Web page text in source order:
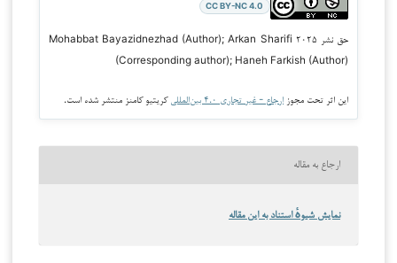
CC BY-NC 4.0
حق نشر ۲۰۲۵ Mohabbat Bayazidnezhad (Author); Arkan Sharifi
(Corresponding author); Haneh Farkish (Author)
این اثر تحت مجوز ارجاع - غیر تجاری ۴.۰ بین‌المللی کریتیو کامنز منتشر شده است.
ارجاع به مقاله
نمایش شیوهٔ استناد به این مقاله